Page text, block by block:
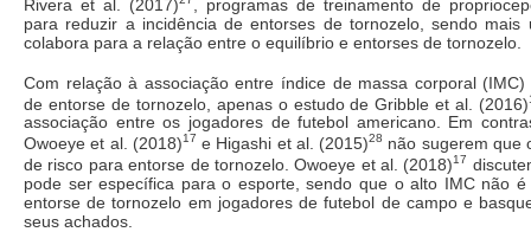
Rivera et al. (2017)
, programas de treinamento de
para reduzir a incidência de entorses de tornozelo, sendo mais
colabora para a relação entre o equilíbrio e entorses de tornozelo.
Com relação à associação entre índice de massa corporal
de entorse de tornozelo, apenas o estudo de Gribble et al. (2016)
associação entre os jogadores de futebol americano. Em
Owoeye et al. (2018)17 e Higashi et al. (2015)28 não sugerem que
de risco para entorse de tornozelo. Owoeye et al. (2018)17
pode ser específica para o esporte, sendo que o alto IMC não
entorse de tornozelo em jogadores de futebol de campo e
seus achados.